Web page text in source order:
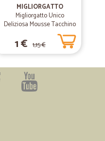
particolare. Qualche
ma comprensibile. La
MIGLIORGATTO
Migliorgatto Unico
Deliziosa Mousse Tacchino
1 € 1,15 €